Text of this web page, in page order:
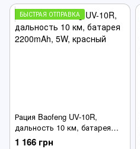
БЫСТРАЯ ОТПРАВКА
Рация Baofeng UV-10R,
дальность 10 км, батарея
2200mAh, 5W, красный
1 166 грн